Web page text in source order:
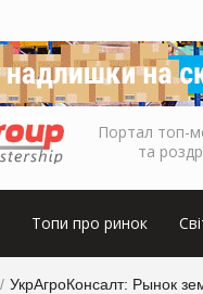
Портал топ-
та
Топи про ринок
УкрАгроКонсалт: Рынок